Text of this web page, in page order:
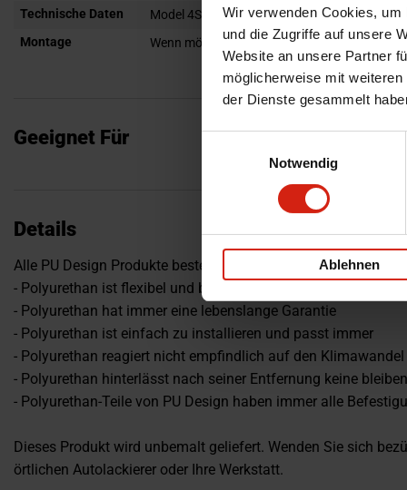
Wir verwenden Cookies,
und die Zugriffe auf unsere
Website an unsere Partner
möglicherweise mit
der Dienste gesammelt
Notwendig
Ablehnen
Technische Daten
Model 4S + Turbo
Montage
Wenn möglich, schreiben Sie uns eine E-Mail
Geeignet Für
Details
Alle PU Design Produkte bestehen aus Polyurethan
- Polyurethan ist flexibel und bricht nicht
- Polyurethan hat immer eine lebenslange Garantie
- Polyurethan ist einfach zu installieren und passt immer
- Polyurethan reagiert nicht empfindlich auf den Klimawandel
- Polyurethan hinterlässt nach seiner Entfernung keine
- Polyurethan-Teile von PU Design haben immer alle
Dieses Produkt wird unbemalt geliefert. Wenden Sie sich
örtlichen Autolackierer oder Ihre Werkstatt.